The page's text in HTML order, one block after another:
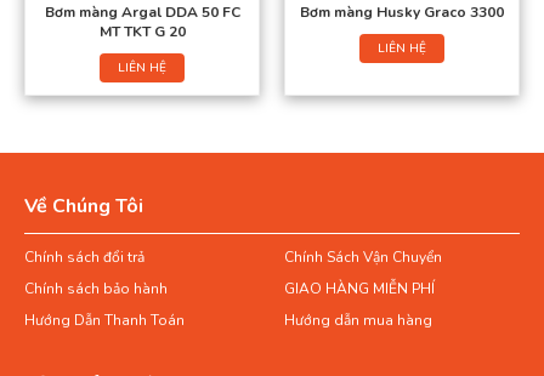
Bơm màng Argal DDA 50 FC
MT TKT G 20
LIÊN HỆ
Bơm màng Husky Graco 3300
LIÊN HỆ
Về Chúng Tôi
Chính sách đổi trả
Chính Sách Vận Chuyển
Chính sách bảo hành
GIAO HÀNG MIỄN PHÍ
Hướng Dẫn Thanh Toán
Hướng dẫn mua hàng